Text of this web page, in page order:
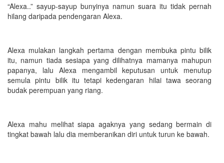
“Alexa..” sayup-sayup bunyinya namun suara itu tidak pernah
hilang daripada pendengaran Alexa.
Alexa mulakan langkah pertama dengan membuka pintu bilik
itu, namun tiada sesiapa yang dilihatnya mamanya mahupun
papanya, lalu Alexa mengambil keputusan untuk menutup
semula pintu bilik itu tetapi kedengaran hilai tawa seorang
budak perempuan yang riang.
Alexa mahu melihat siapa agaknya yang sedang bermain di
tingkat bawah lalu dia memberanikan diri untuk turun ke bawah.